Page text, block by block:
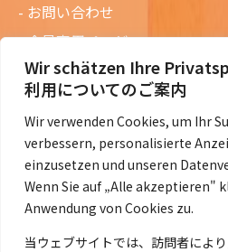
Wir schätzen Ihre
利用についてのご案内
Wir verwenden Cookies, um Ihr
verbessern, personalisierte
einzusetzen und unseren
Wenn Sie auf „Alle akzeptieren"
Anwendung von Cookies zu.
当ウェブサイトでは、訪問者によ
お問い合わせ
会員専用ページ
ニュースレターバックナンバー
過去の講演資料
総会議事録
定款・会費規定など
コラムの紹介
コラム一覧